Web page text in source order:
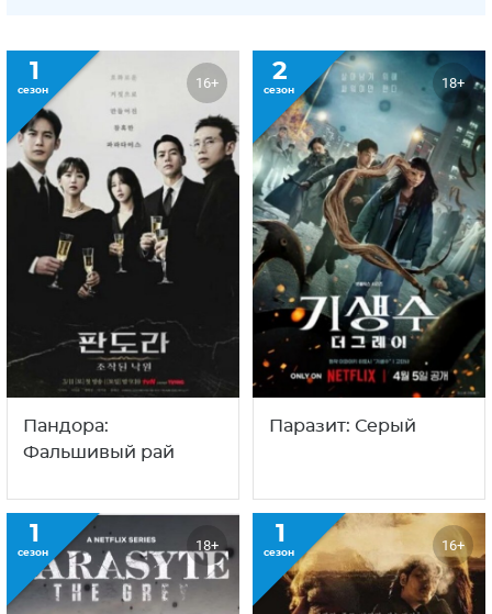
1
сезон 16+
Пандора:
Фальшивый рай
2
сезон 18+
Паразит: Серый
1
сезон 18+ 1
сезон 16+